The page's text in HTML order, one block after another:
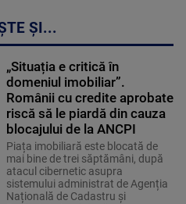
ȘI...
„Situația e critică în
domeniul imobiliar”.
Românii cu credite aprobate
riscă să le piardă din cauza
blocajului de la ANCPI
Piața imobiliară este blocată de
mai bine de trei săptămâni, după
atacul cibernetic asupra
sistemului administrat de Agenția
Națională de Cadastru și